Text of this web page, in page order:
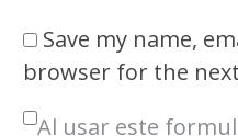
Save my name,
browser for the
Al usar este